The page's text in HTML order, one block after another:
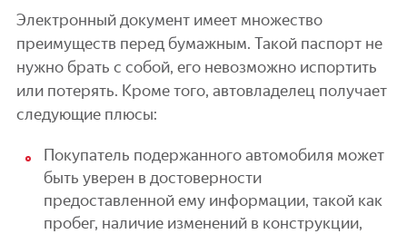
Электронный документ имеет множество
преимуществ перед бумажным. Такой паспорт не
нужно брать с собой, его невозможно испортить
или потерять. Кроме того, автовладелец получает
следующие плюсы:
Покупатель подержанного автомобиля может
быть уверен в достоверности
предоставленной ему информации, такой как
пробег, наличие изменений в конструкции,